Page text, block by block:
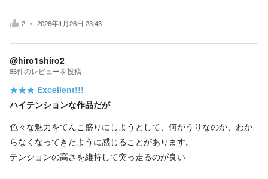
2 2026年1月26日 23:43
@hiro1shiro2
86件のレビューを投稿
★★★ Excellent!!!
ハイテンションな作品だが
色々な魅力をてんこ盛りにしようとして、何がうりなのか、わか
らなくなってきたように感じることがあります。
テンションの高さを維持して突っ走るのが良い